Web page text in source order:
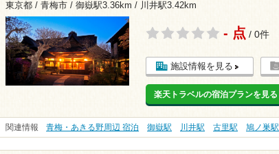
東京都 / 青梅市 / 御嶽駅3.36km / 川井駅3.42km
- 点 / 0件
施設情報を見る
楽天トラベルの宿泊プランを見る
関連情報 青梅・あきる野周辺 宿泊 御嶽駅 川井駅 古里駅 鳩ノ巣駅